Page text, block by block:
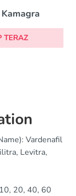
Vardenafil
Levitra,
20, 40, 60